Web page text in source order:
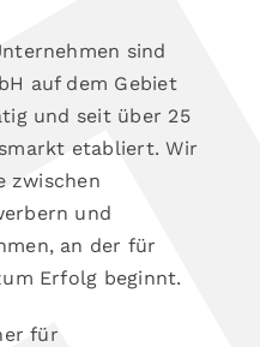
sind
auf dem Gebiet
und seit über 25
etabliert. Wir
zwischen
und
an der für
Erfolg beginnt.
für